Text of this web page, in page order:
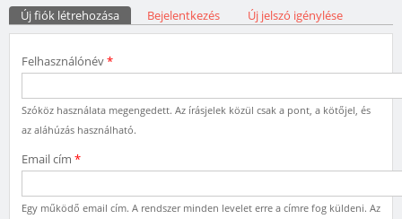
Elsődleges fülek
Új fiók létrehozása (aktív fül)Bejelentkezés Új jelszó igénylése
Felhasználónév*
Szóköz használata megengedett. Az írásjelek közül csak a pont, a kötőjel, és
az aláhúzás használható.
Email cím *
Egy működő email cím. A rendszer minden levelet erre a címre fog küldeni. Az